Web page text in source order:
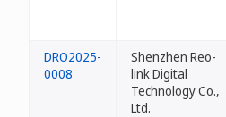
DRO2025-
0008
Shenzhen Reo-
link Digital
Technology Co.,
Ltd.